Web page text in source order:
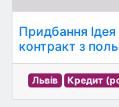
Придбання Ідея
контракт з
Львів Кредит